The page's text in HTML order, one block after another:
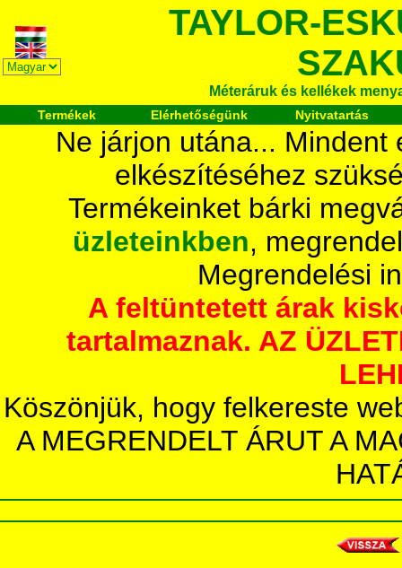
TAYLOR-
Méteráruk és kellékek
Termékek Elérhetőségünk Nyitvatartás
Ne járjon utána...
elkészítéséhez
Termékeinket bárki
üzleteinkben,
Megrendelési
A feltüntetett árak
tartalmaznak. AZ
Köszönjük, hogy felkereste
A MEGRENDELT ÁRUT A